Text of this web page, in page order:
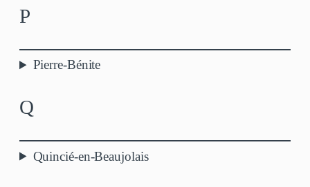
P
Pierre-Bénite
Q
Quincié-en-Beaujolais